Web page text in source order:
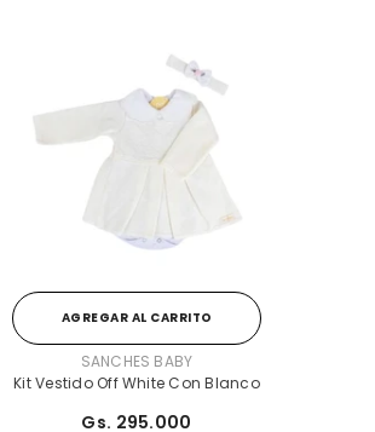
AGREGAR AL CARRITO
PROVEEDOR:SANCHES BABY
Kit Vestido Off White Con Blanco
Gs. 295.000